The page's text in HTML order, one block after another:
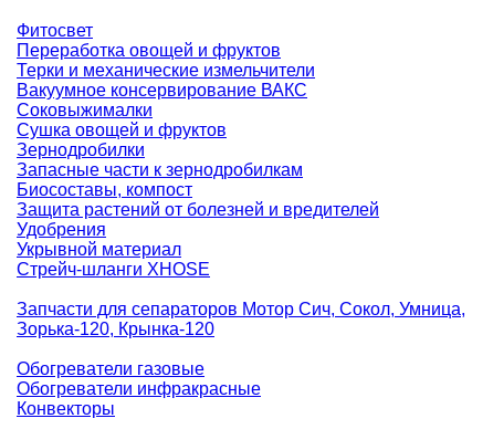
Фитосвет
Переработка овощей и фруктов
Терки и механические измельчители
Вакуумное консервирование ВАКС
Соковыжималки
Сушка овощей и фруктов
Зернодробилки
Запасные части к зернодробилкам
Биосоставы, компост
Защита растений от болезней и вредителей
Удобрения
Укрывной материал
Стрейч-шланги XHOSE
Запчасти для сепараторов Мотор Сич, Сокол, Умница,
Зорька-120, Крынка-120
Обогреватели газовые
Обогреватели инфракрасные
Конвекторы